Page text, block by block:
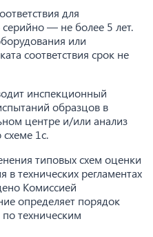
для
— не более 5 лет.
или
соответствия срок не
инспекционный
образцов в
центре и/или анализ
1с.
типовых схем оценки
в технических регламентах
Комиссией
определяет порядок
техническим